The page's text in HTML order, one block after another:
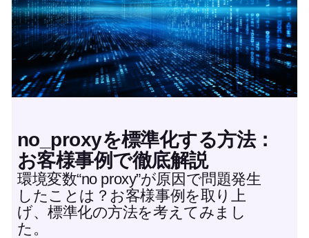
no_proxyを標準化する方法：
お客様事例で徹底解説
環境変数“no proxy”が原因で問題発生
したことは？お客様事例を取り上
げ、標準化の方法を考えてみまし
た。